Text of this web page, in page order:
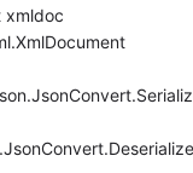
xmldoc